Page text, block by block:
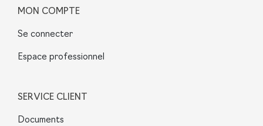
MON COMPTE
Se connecter
Espace professionnel
SERVICE CLIENT
Documents